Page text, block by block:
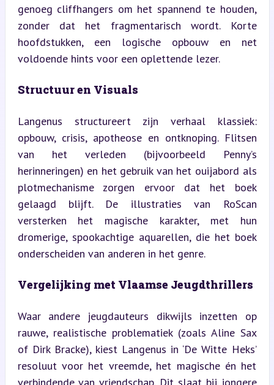
genoeg cliffhangers om het spannend te houden,
zonder dat het fragmentarisch wordt. Korte
hoofdstukken, een logische opbouw en net
voldoende hints voor een oplettende lezer.
Structuur en Visuals
Langenus structureert zijn verhaal klassiek:
opbouw, crisis, apotheose en ontknoping. Flitsen
van het verleden (bijvoorbeeld Penny’s
herinneringen) en het gebruik van het ouijabord als
plotmechanisme zorgen ervoor dat het boek
gelaagd blijft. De illustraties van RoScan
versterken het magische karakter, met hun
dromerige, spookachtige aquarellen, die het boek
onderscheiden van anderen in het genre.
Vergelijking met Vlaamse Jeugdthrillers
Waar andere jeugdauteurs dikwijls inzetten op
rauwe, realistische problematiek (zoals Aline Sax
of Dirk Bracke), kiest Langenus in ‘De Witte Heks’
resoluut voor het vreemde, het magische én het